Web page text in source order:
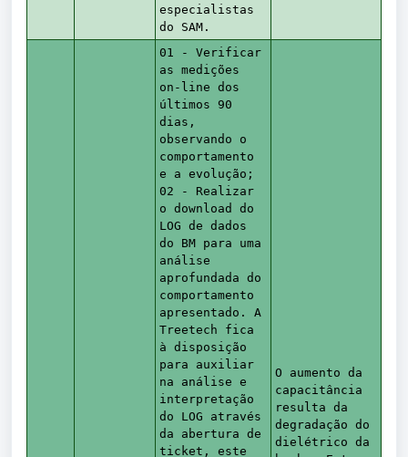
especialistas
do SAM.
01 - Verificar
as medições
on-line dos
últimos 90
dias,
observando o
comportamento
e a evolução;
02 - Realizar
o download do
LOG de dados
do BM para uma
análise
aprofundada do
comportamento
apresentado. A
Treetech fica
à disposição
para auxiliar
na análise e
interpretação
do LOG através
da abertura de
ticket, este
O aumento da
capacitância
resulta da
degradação do
dielétrico da